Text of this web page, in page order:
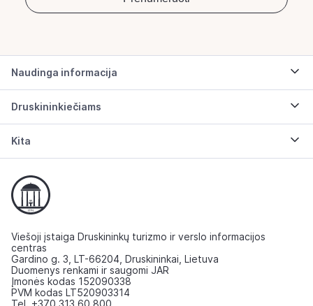
Naudinga informacija
Druskininkiečiams
Kita
Viešoji įstaiga Druskininkų turizmo ir verslo informacijos
centras
Gardino g. 3, LT-66204, Druskininkai, Lietuva
Duomenys renkami ir saugomi JAR
Įmonės kodas 152090338
PVM kodas LT520903314
Tel. +370 313 60 800